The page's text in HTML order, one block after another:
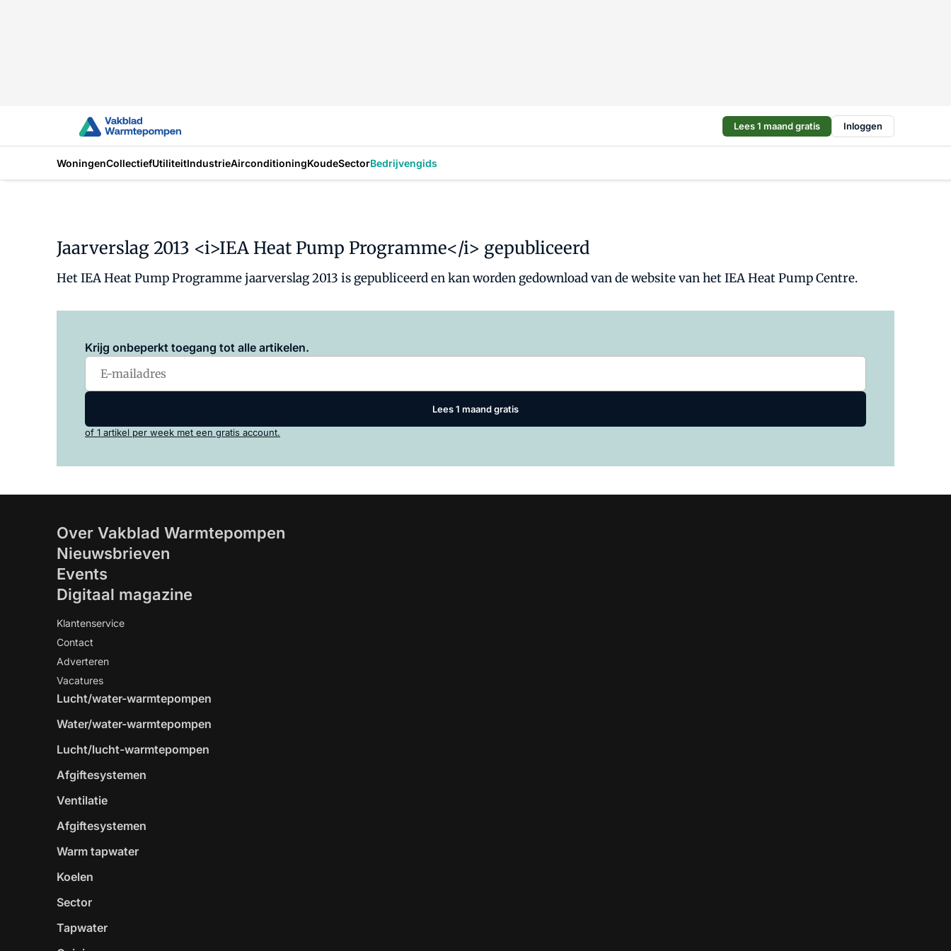
Lees 1 maand gratis Inloggen
WoningenCollectiefUtiliteitIndustrieAirconditioningKoudeSectorBedrijvengids
Jaarverslag 2013 <i>IEA Heat Pump Programme</i> gepubliceerd
Het IEA Heat Pump Programme jaarverslag 2013 is gepubliceerd en kan worden gedownload van de website van het IEA Heat Pump Centre.
Krijg onbeperkt toegang tot alle artikelen.
Lees 1 maand gratis
of 1 artikel per week met een gratis account.
Over Vakblad Warmtepompen
Nieuwsbrieven
Events
Digitaal magazine
Klantenservice
Contact
Adverteren
Vacatures
Lucht/water-warmtepompen
Water/water-warmtepompen
Lucht/lucht-warmtepompen
Afgiftesystemen
Ventilatie
Afgiftesystemen
Warm tapwater
Koelen
Sector
Tapwater